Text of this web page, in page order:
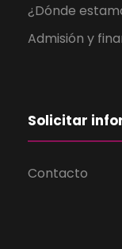
¿Dónde
Admisión y
Solicitar
Contacto